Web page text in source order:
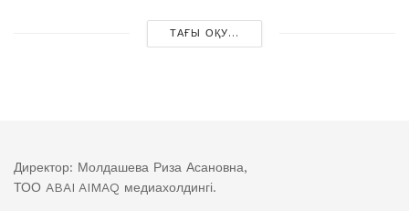
ТАҒЫ ОҚУ...
Директор: Молдашева Риза Асановна,
ТОО ABAI AIMAQ медиахолдингі.